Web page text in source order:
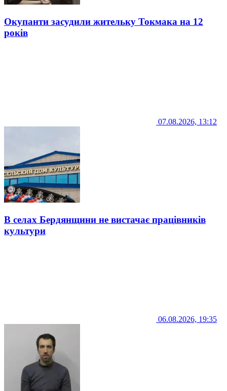
Окупанти засудили жительку Токмака на 12
років
07.08.2026, 13:12
В селах Бердянщини не вистачає працівників
культури
06.08.2026, 19:35